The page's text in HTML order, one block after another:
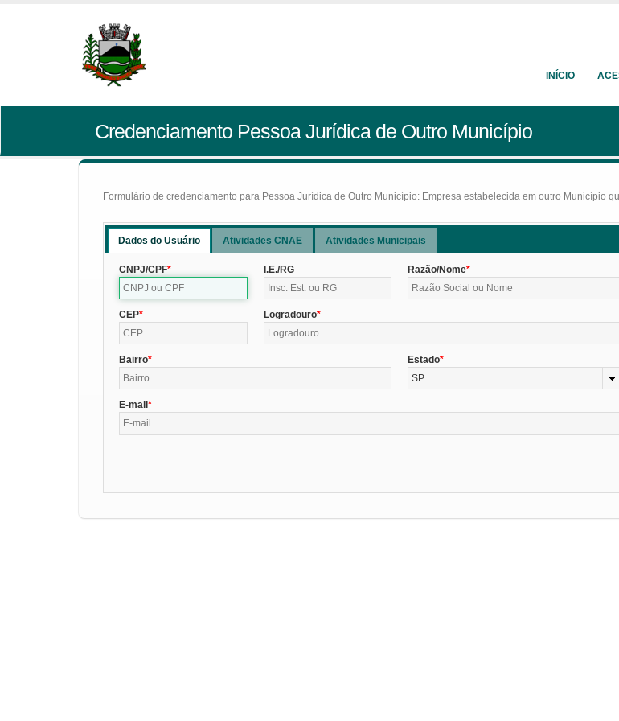
INÍCIO
Credenciamento Pessoa Jurídica de Outro Município
Formulário de credenciamento para Pessoa Jurídica de Outro Município: Empresa estabelecida em outro Município
Dados do Usuário Atividades CNAE Atividades Municipais
CNPJ/CPF I.E./RG Razão/Nome
CEP Logradouro
Bairro
Estado
SP
E-mail